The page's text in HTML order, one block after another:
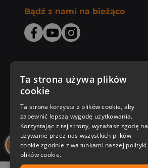
Bądź z nami na bieżąco
Zakupy u nas
Nasza oferta
Nasi autorzy
Ta strona używa plików
cookie
Ta strona korzysta z plików cookie, aby
zapewnić lepszą wygodę użytkowania.
Korzystając z tej strony, wyrażasz zgodę na
używanie przez nas wszystkich plików
cookie zgodnie z warunkami naszej polityki
plików cookie.